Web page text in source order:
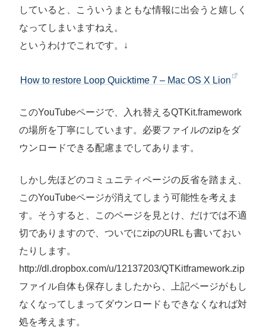
していると、こういうまともな情報に出会うと嬉しく
なってしまいますねえ。
というわけでこれです。↓
How to restore Loop Quicktime 7 – Mac OS X Lion
このYouTubeページで、入れ替えるQTKit.framework
の場所を丁寧にしています。必要ファイルのzipをダ
ウンロードできる配慮までしてあります。
しかし先ほどのコミュニティページの反省を踏まえ、
このYouTubeページが消えてしまう可能性を考えま
す。そうすると、このページを見とけ、だけでは不適
切でありますので、ついでにzipのURLも書いておい
たりします。
http://dl.dropbox.com/u/12137203/QTKitframework.zip
ファイル自体も保存しましたから、上記ページがもし
なくなってしまってダウンロードもできなくなれば対
処を考えます。